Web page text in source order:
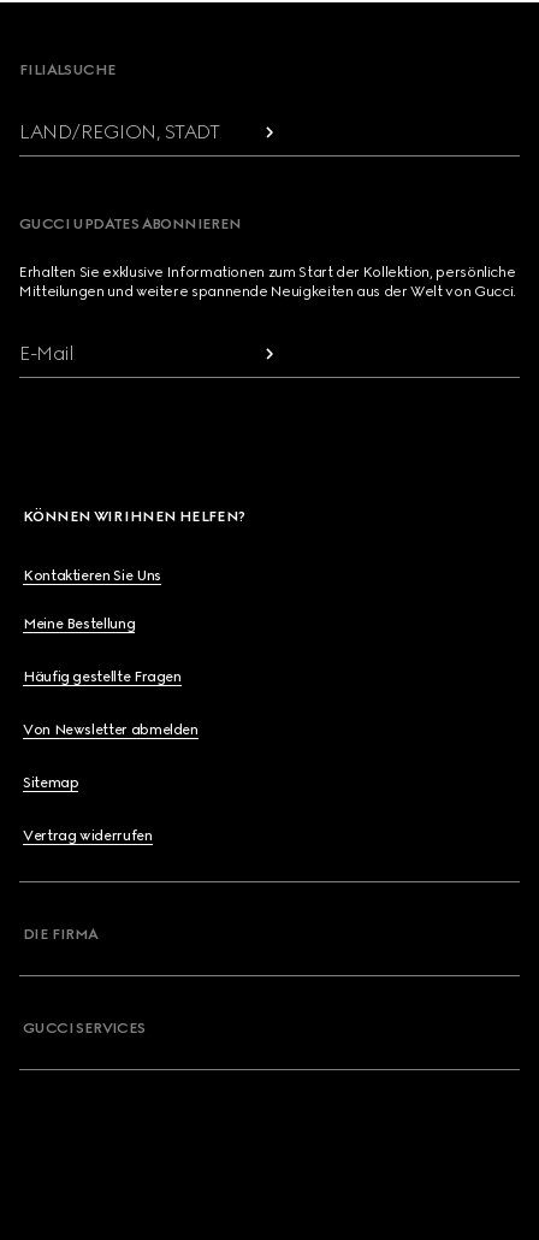
FILIALSUCHE
LAND/REGION, STADT
GUCCI UPDATES ABONNIEREN
Erhalten Sie exklusive Informationen zum Start der Kollektion, persönliche
Mitteilungen und weitere spannende Neuigkeiten aus der Welt von Gucci.
E-Mail
KÖNNEN WIR IHNEN HELFEN?
Kontaktieren Sie Uns
Meine Bestellung
Häufig gestellte Fragen
Von Newsletter abmelden
Sitemap
Vertrag widerrufen
DIE FIRMA
GUCCI SERVICES